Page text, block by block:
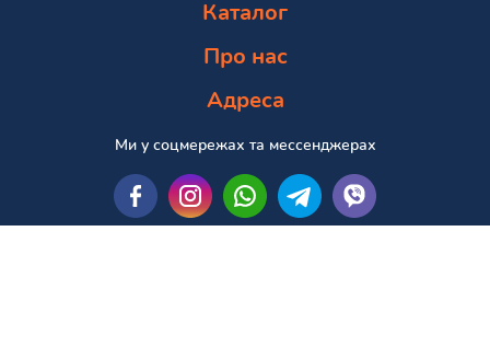
Каталог
Про нас
Адреса
Ми у соцмережах та мессенджерах